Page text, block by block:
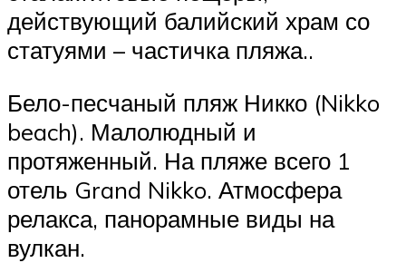
действующий балийский храм со
статуями – частичка пляжа..
Бело-песчаный пляж Никко (Nikko
beach). Малолюдный и
протяженный. На пляже всего 1
отель Grand Nikko. Атмосфера
релакса, панорамные виды на
вулкан.